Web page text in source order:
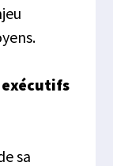
exécutifs
sa